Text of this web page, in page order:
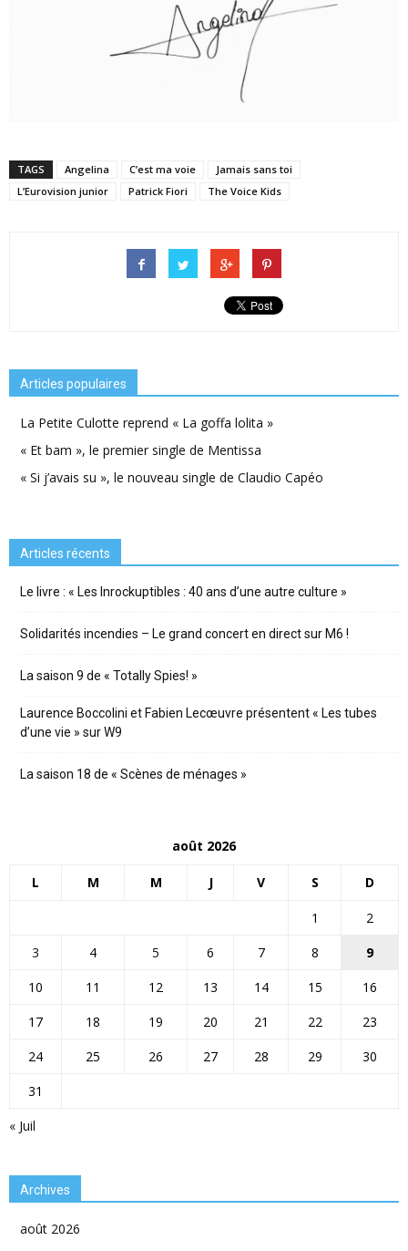
TAGS Angelina C’est ma voie
Jamais sans toi
L’Eurovision junior
Patrick Fiori The Voice Kids
Articles populaires
La Petite Culotte reprend « La goffa lolita »
« Et bam », le premier single de Mentissa
« Si j’avais su », le nouveau single de Claudio Capéo
Articles récents
Le livre : « Les Inrockuptibles : 40 ans d’une autre culture »
Solidarités incendies – Le grand concert en direct sur M6 !
La saison 9 de « Totally Spies! »
Laurence Boccolini et Fabien Lecœuvre présentent « Les tubes
d’une vie » sur W9
La saison 18 de « Scènes de ménages »
août 2026
L M M J V S D
« Juil
1
2
3
4 5 6 7 8
9
10
11 12 13 14 15
16
17
18 19 20 21 22
23
24
25 26 27 28 29
30
31
Archives
août 2026